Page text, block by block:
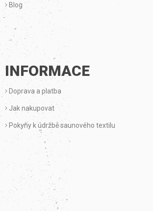
Blog
INFORMACE
Doprava a platba
Jak nakupovat
Pokyny k údržbě saunového textilu